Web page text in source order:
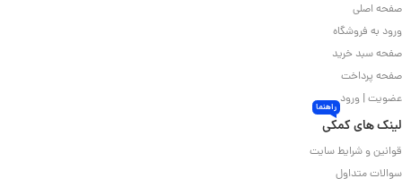
صفحه اصلی
ورود به فروشگاه
صفحه سبد خرید
صفحه پرداخت
عضویت | ورود
لینک های کمکی
راهنما
قوانین و شرایط سایت
سوالات متداول